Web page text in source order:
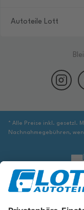
Autoteile Lott
* Alle Preise inkl. gesetzl.
Nachnahmegebühren,
Wir sind verpflichtet Sie